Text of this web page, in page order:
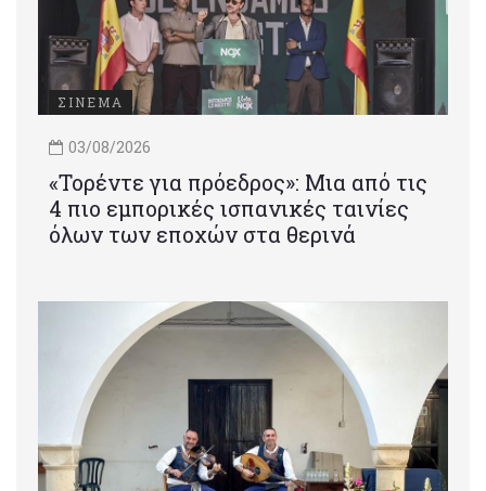
ΣΙΝΕΜΑ
03/08/2026
«Τορέντε για πρόεδρος»: Mια από τις
4 πιο εμπορικές ισπανικές ταινίες
όλων των εποχών στα θερινά